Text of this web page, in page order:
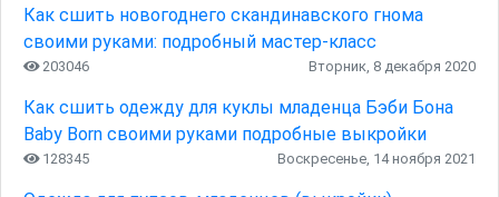
Как сшить новогоднего скандинавского гнома
своими руками: подробный мастер-класс
203046 Вторник, 8 декабря 2020
Как сшить одежду для куклы младенца Бэби Бона
Baby Born своими руками подробные выкройки
128345 Воскресенье, 14 ноября 2021